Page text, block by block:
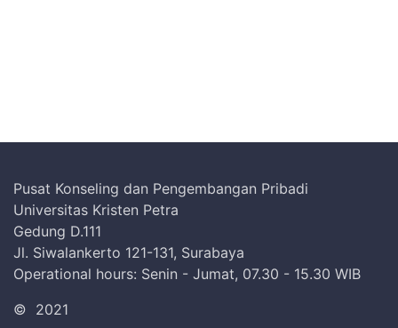
Pusat Konseling dan Pengembangan Pribadi
Universitas Kristen Petra
Gedung D.111
Jl. Siwalankerto 121-131, Surabaya
Operational hours: Senin - Jumat, 07.30 - 15.30 WIB
© 2021